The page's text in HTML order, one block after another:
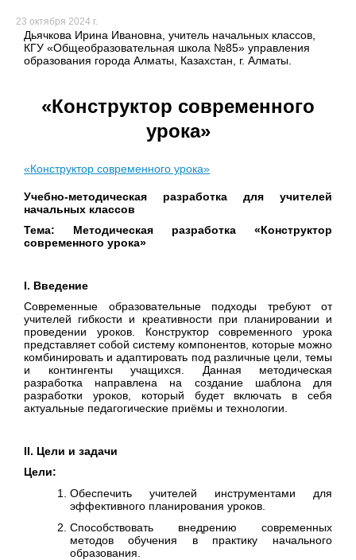
23 октября 2024 г.
Дьячкова Ирина Ивановна, учитель начальных классов,
КГУ «Общеобразовательная школа №85» управления
образования города Алматы, Казахстан, г. Алматы.
«Конструктор современного
урока»
«Конструктор современного урока»
Учебно-методическая разработка для учителей
начальных классов
Тема: Методическая разработка «Конструктор
современного урока»
I. Введение
Современные образовательные подходы требуют от
учителей гибкости и креативности при планировании и
проведении уроков. Конструктор современного урока
представляет собой систему компонентов, которые можно
комбинировать и адаптировать под различные цели, темы
и контингенты учащихся. Данная методическая
разработка направлена на создание шаблона для
разработки уроков, который будет включать в себя
актуальные педагогические приёмы и технологии.
II. Цели и задачи
Цели:
Обеспечить учителей инструментами для
эффективного планирования уроков.
Способствовать внедрению современных
методов обучения в практику начального
образования.